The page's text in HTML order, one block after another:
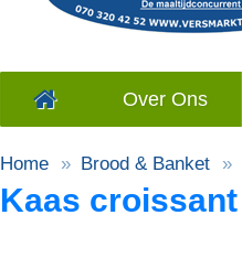
Over Ons
Home Brood & Banket
Kaas croissant